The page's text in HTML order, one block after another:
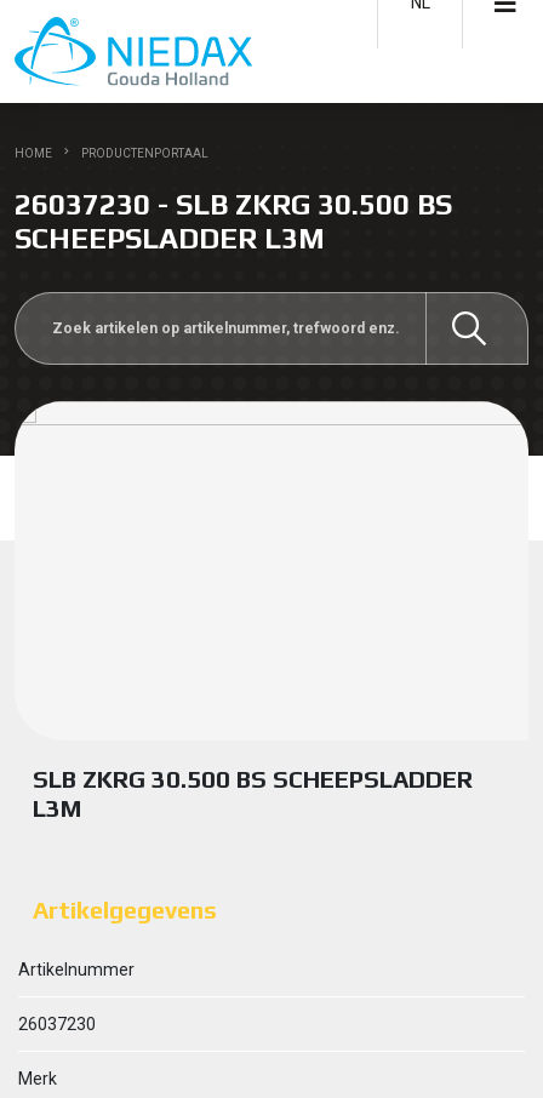
HOME PRODUCTENPORTAAL
26037230 - SLB ZKRG 30.500 BS
SCHEEPSLADDER L3M
SLB ZKRG 30.500 BS SCHEEPSLADDER
L3M
Artikelgegevens
Artikelnummer
26037230
Merk